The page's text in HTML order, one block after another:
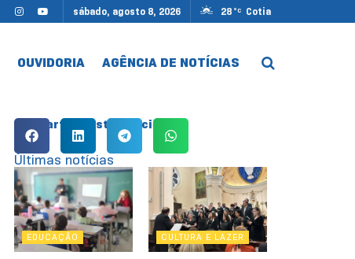
sábado, agosto 8, 2026 28 °C Cotia
OUVIDORIA AGÊNCIA DE NOTÍCIAS
Compartilhe esta notícia:
Últimas notícias
EDUCAÇÃO CULTURA E LAZER